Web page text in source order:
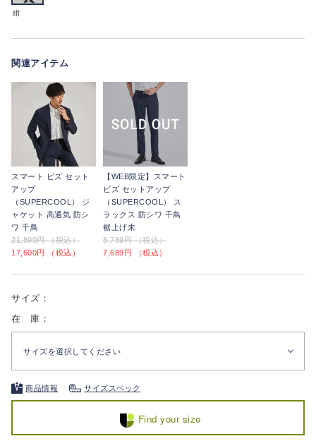
紺
関連アイテム
スマート ビズ セット
アップ
（SUPERCOOL） ジ
ャケット 高通気 防シ
ワ 千鳥
21,890円 （税込）
17,600円 （税込）
【WEB限定】スマート
ビズ セットアップ
（SUPERCOOL） ス
ラックス 防シワ 千鳥
裾上げ未
8,789円 （税込）
7,689円 （税込）
サイズ：
在 庫：
サイズを選択してください
商品情報 サイズスペック
Find your size